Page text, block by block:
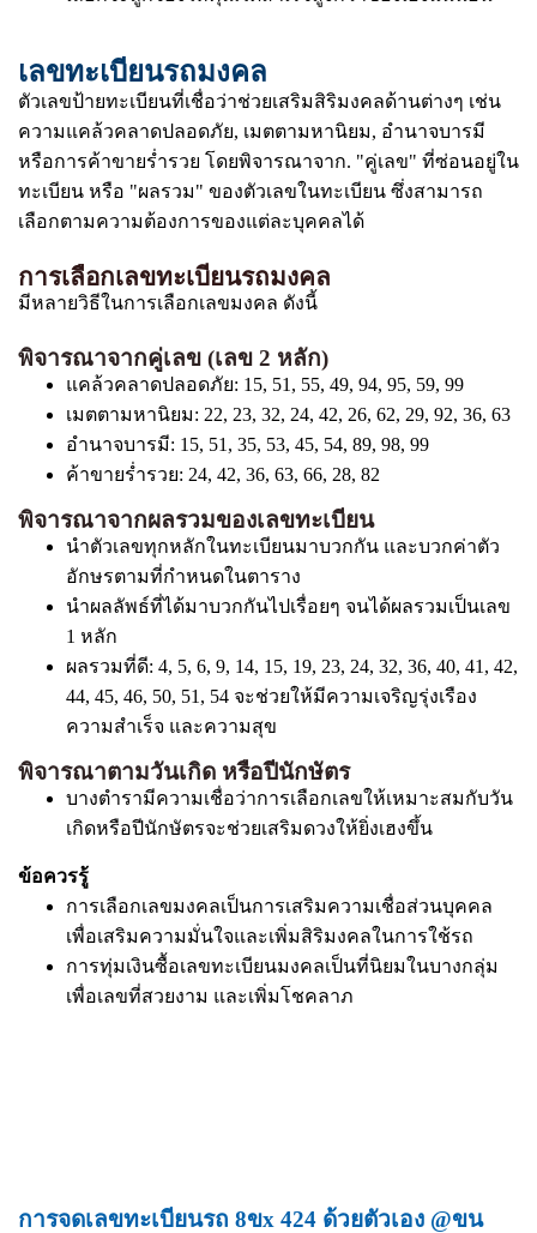
เลขทะเบียนรถมงคล
ตัวเลขป้ายทะเบียนที่เชื่อว่าช่วยเสริมสิริมงคลด้านต่างๆ เช่น
ความแคล้วคลาดปลอดภัย, เมตตามหานิยม, อำนาจบารมี
หรือการค้าขายร่ำรวย โดยพิจารณาจาก. "คู่เลข" ที่ซ่อนอยู่ใน
ทะเบียน หรือ "ผลรวม" ของตัวเลขในทะเบียน ซึ่งสามารถ
เลือกตามความต้องการของแต่ละบุคคลได้
การเลือกเลขทะเบียนรถมงคล
มีหลายวิธีในการเลือกเลขมงคล ดังนี้
พิจารณาจากคู่เลข (เลข 2 หลัก)
แคล้วคลาดปลอดภัย: 15, 51, 55, 49, 94, 95, 59, 99
เมตตามหานิยม: 22, 23, 32, 24, 42, 26, 62, 29, 92, 36, 63
อำนาจบารมี: 15, 51, 35, 53, 45, 54, 89, 98, 99
ค้าขายร่ำรวย: 24, 42, 36, 63, 66, 28, 82
พิจารณาจากผลรวมของเลขทะเบียน
นำตัวเลขทุกหลักในทะเบียนมาบวกกัน และบวกค่าตัว
อักษรตามที่กำหนดในตาราง
นำผลลัพธ์ที่ได้มาบวกกันไปเรื่อยๆ จนได้ผลรวมเป็นเลข
1 หลัก
ผลรวมที่ดี: 4, 5, 6, 9, 14, 15, 19, 23, 24, 32, 36, 40, 41, 42,
44, 45, 46, 50, 51, 54 จะช่วยให้มีความเจริญรุ่งเรือง
ความสำเร็จ และความสุข
พิจารณาตามวันเกิด หรือปีนักษัตร
บางตำรามีความเชื่อว่าการเลือกเลขให้เหมาะสมกับวัน
เกิดหรือปีนักษัตรจะช่วยเสริมดวงให้ยิ่งเฮงขึ้น
ข้อควรรู้
การเลือกเลขมงคลเป็นการเสริมความเชื่อส่วนบุคคล
เพื่อเสริมความมั่นใจและเพิ่มสิริมงคลในการใช้รถ
การทุ่มเงินซื้อเลขทะเบียนมงคลเป็นที่นิยมในบางกลุ่ม
เพื่อเลขที่สวยงาม และเพิ่มโชคลาภ
การจดเลขทะเบียนรถ 8ขx 424 ด้วยตัวเอง @ขน